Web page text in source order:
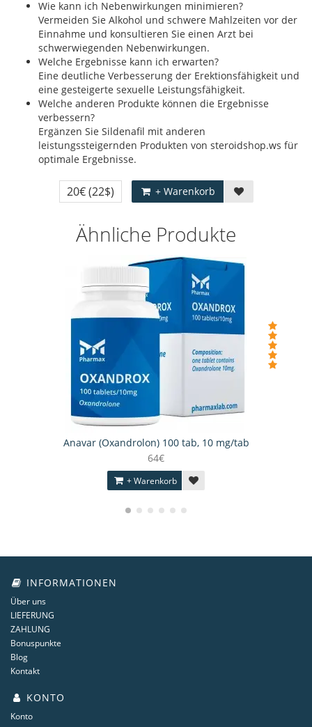
Wie kann ich Nebenwirkungen minimieren?
Vermeiden Sie Alkohol und schwere Mahlzeiten vor der
Einnahme und konsultieren Sie einen Arzt bei
schwerwiegenden Nebenwirkungen.
Welche Ergebnisse kann ich erwarten?
Eine deutliche Verbesserung der Erektionsfähigkeit und
eine gesteigerte sexuelle Leistungsfähigkeit.
Welche anderen Produkte können die Ergebnisse
verbessern?
Ergänzen Sie Sildenafil mit anderen
leistungssteigernden Produkten von steroidshop.ws für
optimale Ergebnisse.
20€(22$) + Warenkorb
Ähnliche Produkte
Anavar (Oxandrolon) 100 tab, 10 mg/tab
64€
+ Warenkorb
INFORMATIONEN
Über uns
LIEFERUNG
ZAHLUNG
Bonuspunkte
Blog
Kontakt
KONTO
Konto